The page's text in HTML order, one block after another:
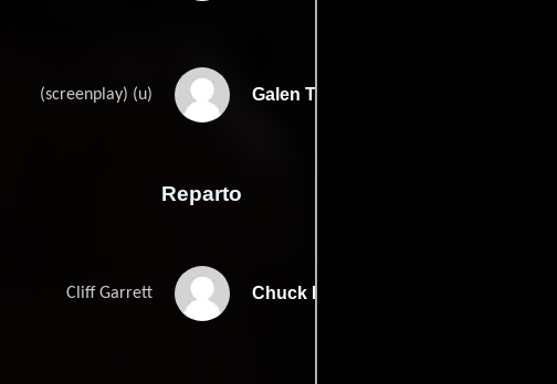
(screenplay) (u) Galen Thompsons
Reparto
Cliff Garrett Chuck Norris